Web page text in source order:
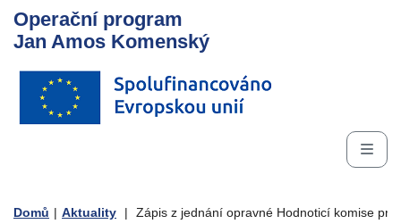
Operační program
Jan Amos Komenský
Domů | Aktuality | Zápis z jednání opravné Hodnoticí komise